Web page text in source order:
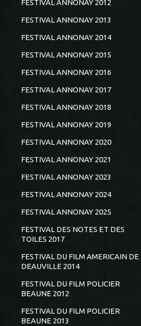
FESTIVAL ANNONAY 2012
FESTIVAL ANNONAY 2013
FESTIVAL ANNONAY 2014
FESTIVAL ANNONAY 2015
FESTIVAL ANNONAY 2016
FESTIVAL ANNONAY 2017
FESTIVAL ANNONAY 2018
FESTIVAL ANNONAY 2019
FESTIVAL ANNONAY 2020
FESTIVAL ANNONAY 2021
FESTIVAL ANNONAY 2023
FESTIVAL ANNONAY 2024
FESTIVAL ANNONAY 2025
FESTIVAL DES NOTES ET DES
TOILES 2017
FESTIVAL DU FILM AMERICAIN DE
DEAUVILLE 2014
FESTIVAL DU FILM POLICIER
BEAUNE 2012
FESTIVAL DU FILM POLICIER
BEAUNE 2013